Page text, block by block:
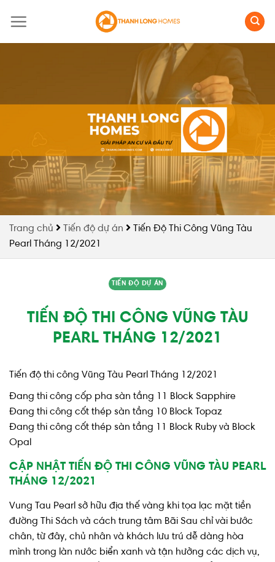
Trang chủ Tiến độ dự án
Tiến Độ Thi Công Vũng Tàu
Pearl Tháng 12/2021
TIẾN ĐỘ DỰ ÁN
TIẾN ĐỘ THI CÔNG VŨNG TÀU
PEARL THÁNG 12/2021
Tiến độ thi công Vũng Tàu Pearl Tháng 12/2021
Đang thi công cốp pha sàn tầng 11 Block Sapphire
Đang thi công cốt thép sàn tầng 10 Block Topaz
Đang thi công cốt thép sàn tầng 11 Block Ruby và Block
Opal
CẬP NHẬT TIẾN ĐỘ THI CÔNG VŨNG TÀU PEARL
THÁNG 12/2021
Vung Tau Pearl sở hữu địa thế vàng khi tọa lạc mặt tiền
đường Thi Sách và cách trung tâm Bãi Sau chỉ vài bước
chân, từ đây, chủ nhân và khách lưu trú dễ dàng hòa
mình trong làn nước biển xanh và tận hưởng các dịch vụ,